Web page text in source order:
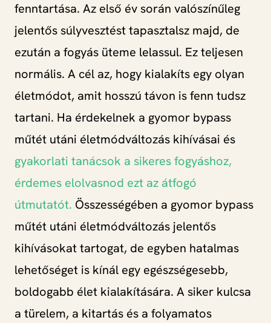
fenntartása. Az első év során valószínűleg
jelentős súlyvesztést tapasztalsz majd, de
ezután a fogyás üteme lelassul. Ez teljesen
normális. A cél az, hogy kialakíts egy olyan
életmódot, amit hosszú távon is fenn tudsz
tartani. Ha érdekelnek a gyomor bypass
műtét utáni életmódváltozás kihívásai és
gyakorlati tanácsok a sikeres fogyáshoz,
érdemes elolvasnod ezt az átfogó
útmutatót. Összességében a gyomor bypass
műtét utáni életmódváltozás jelentős
kihívásokat tartogat, de egyben hatalmas
lehetőséget is kínál egy egészségesebb,
boldogabb élet kialakítására. A siker kulcsa
a türelem, a kitartás és a folyamatos